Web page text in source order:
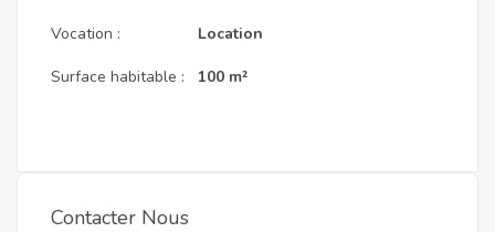
Vocation :
Surface habitable :
Location
100 m²
Contacter Nous